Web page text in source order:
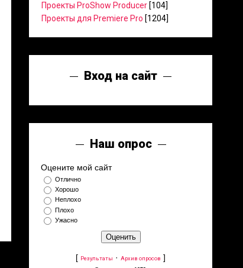
Проекты ProShow Producer [104]
Проекты для Premiere Pro [1204]
Вход на сайт
Наш опрос
Оцените мой сайт
Отлично
Хорошо
Неплохо
Плохо
Ужасно
[ Результаты · Архив опросов ]